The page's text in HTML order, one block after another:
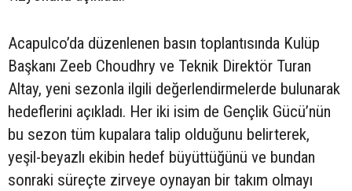
Acapulco’da düzenlenen basın toplantısında Kulüp
Başkanı Zeeb Choudhry ve Teknik Direktör Turan
Altay, yeni sezonla ilgili değerlendirmelerde bulunarak
hedeflerini açıkladı. Her iki isim de Gençlik Gücü’nün
bu sezon tüm kupalara talip olduğunu belirterek,
yeşil-beyazlı ekibin hedef büyüttüğünü ve bundan
sonraki süreçte zirveye oynayan bir takım olmayı